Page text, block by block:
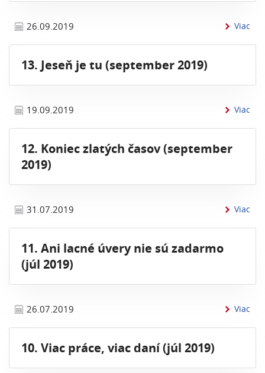
26.09.2019 Viac
13. Jeseň je tu (september 2019)
19.09.2019 Viac
12. Koniec zlatých časov (september
2019)
31.07.2019 Viac
11. Ani lacné úvery nie sú zadarmo
(júl 2019)
26.07.2019 Viac
10. Viac práce, viac daní (júl 2019)